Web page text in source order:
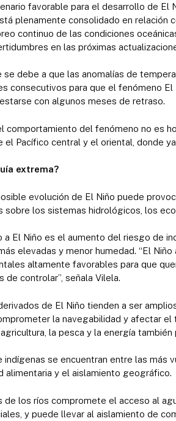
favorable para el desarrollo de El
plenamente consolidado en relación
continuo de las condiciones
en las próximas
debe a que las anomalías de
consecutivos para que el fenómeno
con algunos meses de retraso.
comportamiento del fenómeno no es
Pacífico central y el oriental, donde
extrema?
evolución de El Niño puede
sobre los sistemas hidrológicos, los
El Niño es el aumento del riesgo de
elevadas y menor humedad. “El
altamente favorables para que
de controlar”, señala Vilela.
de El Niño tienden a ser
la navegabilidad y afectar
la pesca y la energía
indígenas se encuentran entre las más
alimentaria y el aislamiento geográfico.
de los ríos compromete el acceso al
y puede llevar al aislamiento de